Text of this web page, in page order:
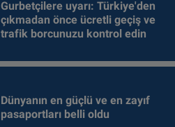
Gurbetçilere uyarı: Türkiye'den
çıkmadan önce ücretli geçiş ve
trafik borcunuzu kontrol edin
Dünyanın en güçlü ve en zayıf
pasaportları belli oldu